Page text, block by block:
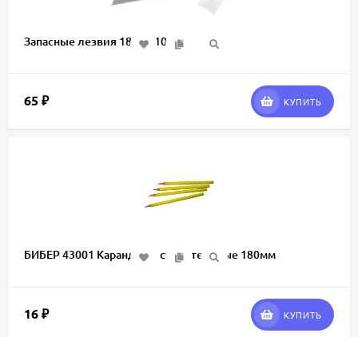
Запасные лезвия 18мм (10шт)
65 ₽ КУПИТЬ
БИБЕР 43001 Карандаши строительные 180мм
16 ₽ КУПИТЬ